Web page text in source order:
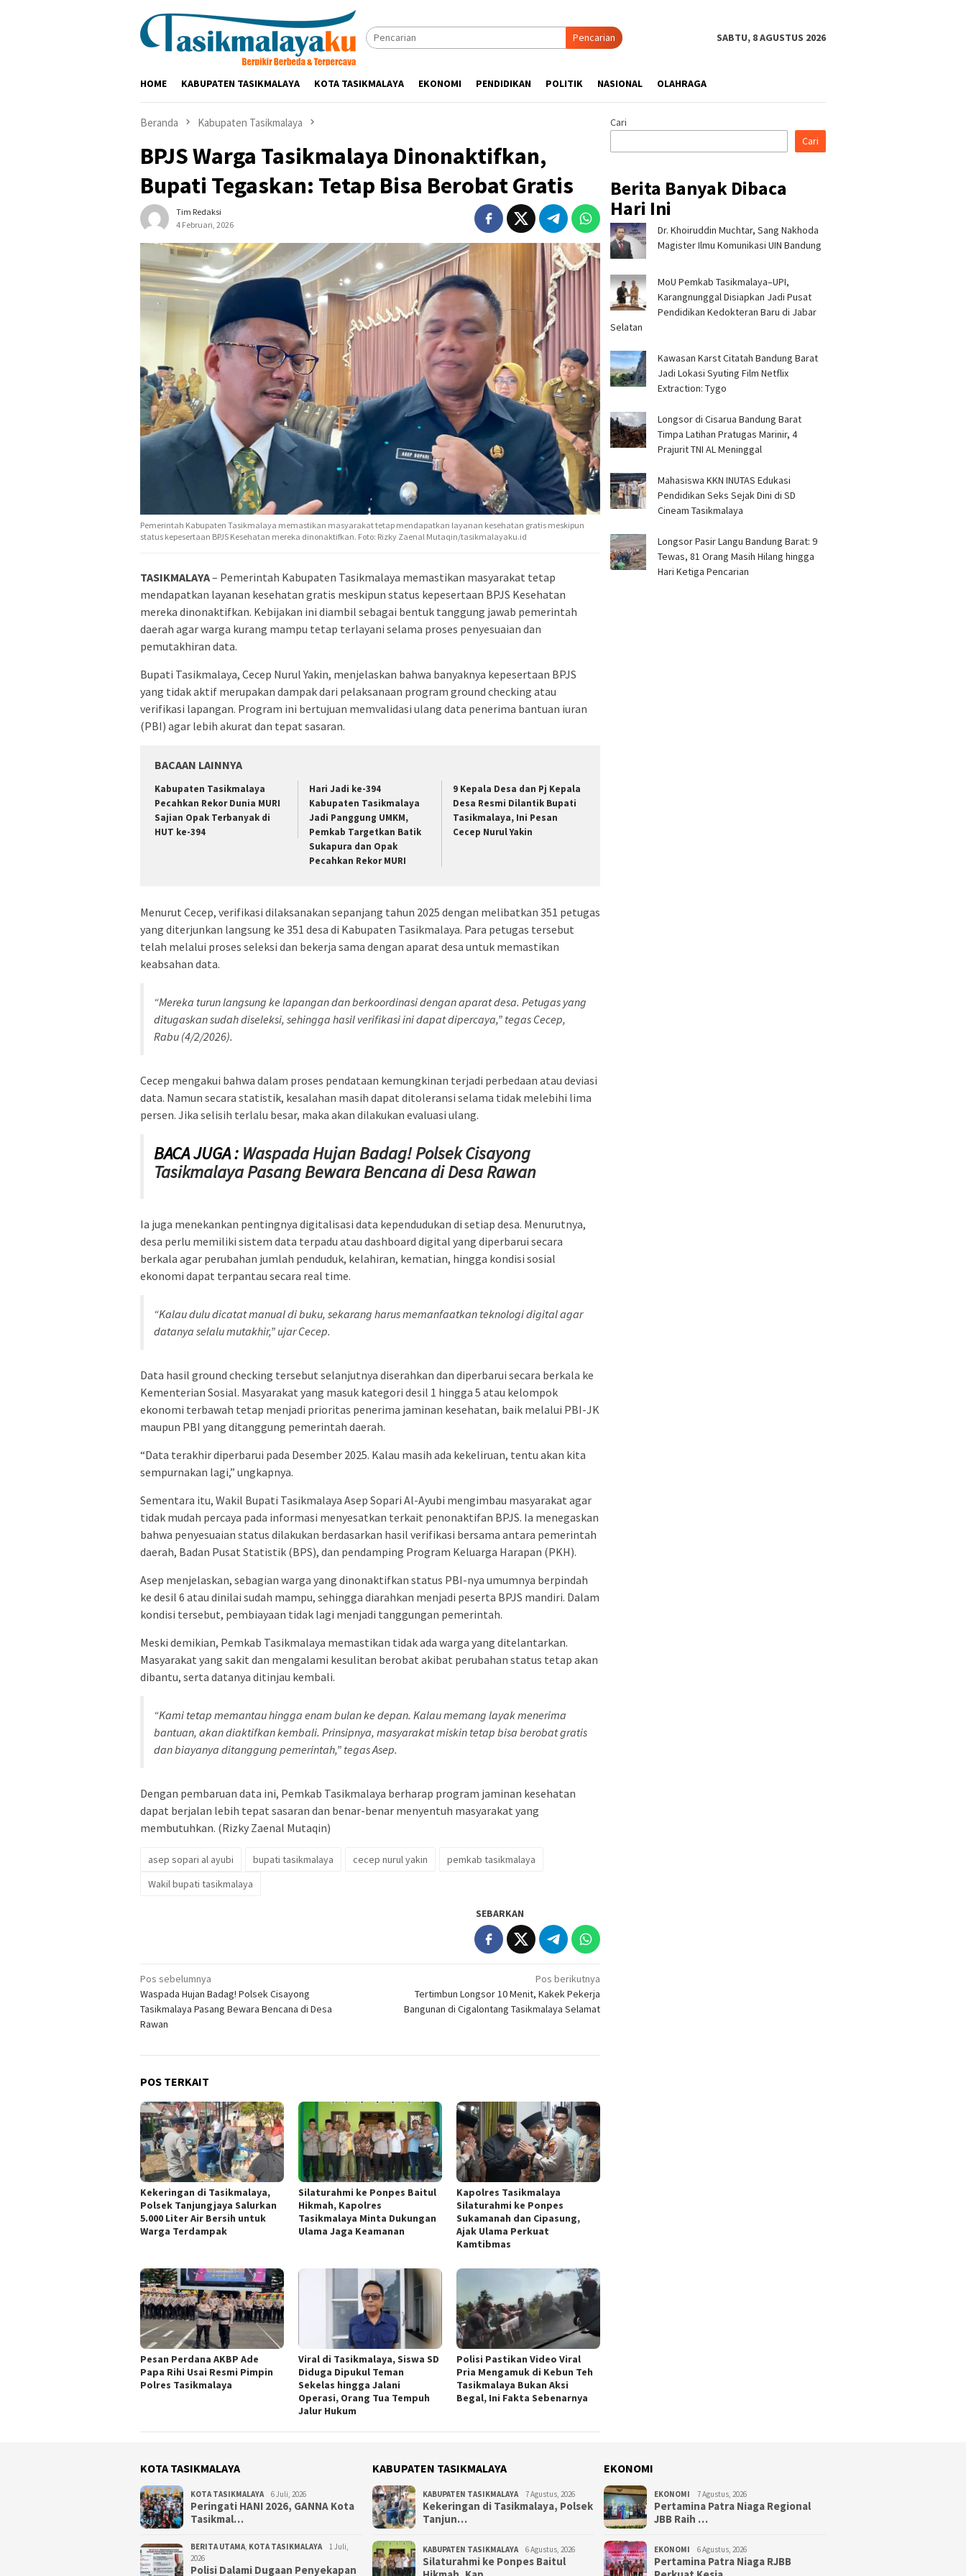
Pencarian SABTU, 8 AGUSTUS 2026
HOME KABUPATEN TASIKMALAYA KOTA TASIKMALAYA EKONOMI PENDIDIKAN POLITIK NASIONAL OLAHRAGA
Beranda Kabupaten Tasikmalaya
BPJS Warga Tasikmalaya Dinonaktifkan,
Bupati Tegaskan: Tetap Bisa Berobat Gratis
Tim Redaksi
4 Februari, 2026
Pemerintah Kabupaten Tasikmalaya memastikan masyarakat tetap mendapatkan layanan kesehatan gratis meskipun
status kepesertaan BPJS Kesehatan mereka dinonaktifkan. Foto: Rizky Zaenal Mutaqin/tasikmalayaku.id
TASIKMALAYA– Pemerintah Kabupaten Tasikmalaya memastikan masyarakat tetap
mendapatkan layanan kesehatan gratis meskipun status kepesertaan BPJS Kesehatan
mereka dinonaktifkan. Kebijakan ini diambil sebagai bentuk tanggung jawab pemerintah
daerah agar warga kurang mampu tetap terlayani selama proses penyesuaian dan
pemutakhiran data.
Bupati Tasikmalaya, Cecep Nurul Yakin, menjelaskan bahwa banyaknya kepesertaan BPJS
yang tidak aktif merupakan dampak dari pelaksanaan program ground checking atau
verifikasi lapangan. Program ini bertujuan memvalidasi ulang data penerima bantuan iuran
(PBI) agar lebih akurat dan tepat sasaran.
BACAAN LAINNYA
Kabupaten Tasikmalaya
Pecahkan Rekor Dunia MURI
Sajian Opak Terbanyak di
HUT ke-394
Hari Jadi ke-394
Kabupaten Tasikmalaya
Jadi Panggung UMKM,
Pemkab Targetkan Batik
Sukapura dan Opak
Pecahkan Rekor MURI
9 Kepala Desa dan Pj Kepala
Desa Resmi Dilantik Bupati
Tasikmalaya, Ini Pesan
Cecep Nurul Yakin
Menurut Cecep, verifikasi dilaksanakan sepanjang tahun 2025 dengan melibatkan 351 petugas
yang diterjunkan langsung ke 351 desa di Kabupaten Tasikmalaya. Para petugas tersebut
telah melalui proses seleksi dan bekerja sama dengan aparat desa untuk memastikan
keabsahan data.
“Mereka turun langsung ke lapangan dan berkoordinasi dengan aparat desa. Petugas yang
ditugaskan sudah diseleksi, sehingga hasil verifikasi ini dapat dipercaya,” tegas Cecep,
Rabu (4/2/2026).
Cecep mengakui bahwa dalam proses pendataan kemungkinan terjadi perbedaan atau deviasi
data. Namun secara statistik, kesalahan masih dapat ditoleransi selama tidak melebihi lima
persen. Jika selisih terlalu besar, maka akan dilakukan evaluasi ulang.
BACA JUGA : Waspada Hujan Badag! Polsek Cisayong
Tasikmalaya Pasang Bewara Bencana di Desa Rawan
Ia juga menekankan pentingnya digitalisasi data kependudukan di setiap desa. Menurutnya,
desa perlu memiliki sistem data terpadu atau dashboard digital yang diperbarui secara
berkala agar perubahan jumlah penduduk, kelahiran, kematian, hingga kondisi sosial
ekonomi dapat terpantau secara real time.
“Kalau dulu dicatat manual di buku, sekarang harus memanfaatkan teknologi digital agar
datanya selalu mutakhir,” ujar Cecep.
Data hasil ground checking tersebut selanjutnya diserahkan dan diperbarui secara berkala ke
Kementerian Sosial. Masyarakat yang masuk kategori desil 1 hingga 5 atau kelompok
ekonomi terbawah tetap menjadi prioritas penerima jaminan kesehatan, baik melalui PBI-JK
maupun PBI yang ditanggung pemerintah daerah.
“Data terakhir diperbarui pada Desember 2025. Kalau masih ada kekeliruan, tentu akan kita
sempurnakan lagi,” ungkapnya.
Sementara itu, Wakil Bupati Tasikmalaya Asep Sopari Al-Ayubi mengimbau masyarakat agar
tidak mudah percaya pada informasi menyesatkan terkait penonaktifan BPJS. Ia menegaskan
bahwa penyesuaian status dilakukan berdasarkan hasil verifikasi bersama antara pemerintah
daerah, Badan Pusat Statistik (BPS), dan pendamping Program Keluarga Harapan (PKH).
Asep menjelaskan, sebagian warga yang dinonaktifkan status PBI-nya umumnya berpindah
ke desil 6 atau dinilai sudah mampu, sehingga diarahkan menjadi peserta BPJS mandiri. Dalam
kondisi tersebut, pembiayaan tidak lagi menjadi tanggungan pemerintah.
Meski demikian, Pemkab Tasikmalaya memastikan tidak ada warga yang ditelantarkan.
Masyarakat yang sakit dan mengalami kesulitan berobat akibat perubahan status tetap akan
dibantu, serta datanya ditinjau kembali.
“Kami tetap memantau hingga enam bulan ke depan. Kalau memang layak menerima
bantuan, akan diaktifkan kembali. Prinsipnya, masyarakat miskin tetap bisa berobat gratis
dan biayanya ditanggung pemerintah,” tegas Asep.
Dengan pembaruan data ini, Pemkab Tasikmalaya berharap program jaminan kesehatan
dapat berjalan lebih tepat sasaran dan benar-benar menyentuh masyarakat yang
membutuhkan. (Rizky Zaenal Mutaqin)
asep sopari al ayubi bupati tasikmalaya cecep nurul yakin
pemkab tasikmalaya
Wakil bupati tasikmalaya
SEBARKAN
Navigasi
pos
Pos sebelumnya
Waspada Hujan Badag! Polsek Cisayong
Tasikmalaya Pasang Bewara Bencana di Desa
Rawan
Pos berikutnya
Tertimbun Longsor 10 Menit, Kakek Pekerja
Bangunan di Cigalontang Tasikmalaya Selamat
POS TERKAIT
Kekeringan di Tasikmalaya,
Polsek Tanjungjaya Salurkan
5.000 Liter Air Bersih untuk
Warga Terdampak
Silaturahmi ke Ponpes Baitul
Hikmah, Kapolres
Tasikmalaya Minta Dukungan
Ulama Jaga Keamanan
Kapolres Tasikmalaya
Silaturahmi ke Ponpes
Sukamanah dan Cipasung,
Ajak Ulama Perkuat
Kamtibmas
Pesan Perdana AKBP Ade
Papa Rihi Usai Resmi Pimpin
Polres Tasikmalaya
Viral di Tasikmalaya, Siswa SD
Diduga Dipukul Teman
Sekelas hingga Jalani
Operasi, Orang Tua Tempuh
Jalur Hukum
Polisi Pastikan Video Viral
Pria Mengamuk di Kebun Teh
Tasikmalaya Bukan Aksi
Begal, Ini Fakta Sebenarnya
Cari
Cari
Berita Banyak Dibaca
Hari Ini
Dr. Khoiruddin Muchtar, Sang Nakhoda
Magister Ilmu Komunikasi UIN Bandung
MoU Pemkab Tasikmalaya–UPI,
Karangnunggal Disiapkan Jadi Pusat
Pendidikan Kedokteran Baru di Jabar
Selatan
Kawasan Karst Citatah Bandung Barat
Jadi Lokasi Syuting Film Netflix
Extraction: Tygo
Longsor di Cisarua Bandung Barat
Timpa Latihan Pra­tugas Marinir, 4
Prajurit TNI AL Meninggal
Mahasiswa KKN INUTAS Edukasi
Pendidikan Seks Sejak Dini di SD
Cineam Tasikmalaya
Longsor Pasir Langu Bandung Barat: 9
Tewas, 81 Orang Masih Hilang hingga
Hari Ketiga Pencarian
KOTA TASIKMALAYA
KOTA TASIKMALAYA 6 Juli, 2026
Peringati HANI 2026, GANNA Kota
Tasikmal…
BERITA UTAMA, KOTA TASIKMALAYA
1 Juli,
2026
Polisi Dalami Dugaan Penyekapan
KABUPATEN TASIKMALAYA
KABUPATEN TASIKMALAYA 7 Agustus, 2026
Kekeringan di Tasikmalaya, Polsek
Tanjun…
KABUPATEN TASIKMALAYA 6 Agustus, 2026
Silaturahmi ke Ponpes Baitul
EKONOMI
EKONOMI 7 Agustus, 2026
Pertamina Patra Niaga Regional
JBB Raih …
EKONOMI 6 Agustus, 2026
Pertamina Patra Niaga RJBB